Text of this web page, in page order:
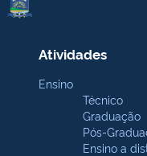
Atividades
Ensino
Técnico
Graduação
Pós-
Ensino a